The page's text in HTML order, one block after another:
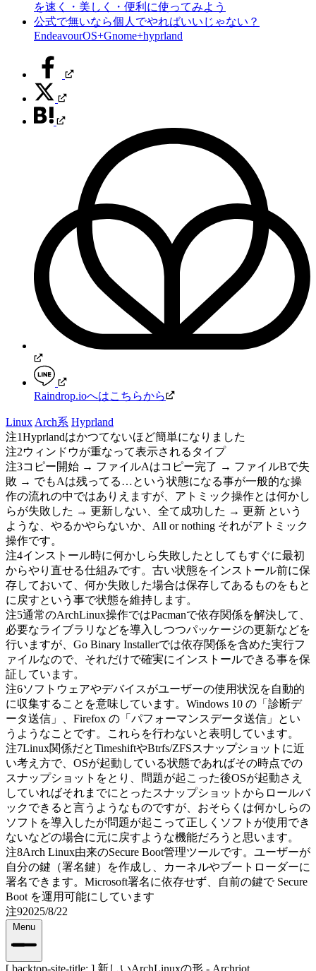
を速く・美しく・便利に使ってみよう
公式で無いなら個人でやればいいじゃない？
EndeavourOS+Gnome+hyprland
Raindrop.ioへはこちらから
LinuxArch系 Hyprland
注1Hyprlandはかつてないほど簡単になりました
注2ウィンドウが重なって表示されるタイプ
注3コピー開始 → ファイルAはコピー完了 → ファイルBで失
敗 → でもAは残ってる…という状態になる事が一般的な操
作の流れの中ではありえますが、アトミック操作とは何かし
らが失敗した → 更新しない、全て成功した → 更新 という
ような、やるかやらないか、All or nothing それがアトミック
操作です。
注4インストール時に何かしら失敗したとしてもすぐに最初
からやり直せる仕組みです。古い状態をインストール前に保
存しておいて、何か失敗した場合は保存してあるものをもと
に戻すという事で状態を維持します。
注5通常のArchLinux操作ではPacmanで依存関係を解決して、
必要なライブラリなどを導入しつつパッケージの更新などを
行いますが、Go Binary Installerでは依存関係を含めた実行フ
ァイルなので、それだけで確実にインストールできる事を保
証しています。
注6ソフトウェアやデバイスがユーザーの使用状況を自動的
に収集することを意味しています。Windows 10 の「診断デ
ータ送信」、Firefox の「パフォーマンスデータ送信」とい
うようなことです。これらを行わないと表明しています。
注7Linux関係だとTimeshiftやBtrfs/ZFSスナップショットに近
い考え方で、OSが起動している状態であればその時点での
スナップショットをとり、問題が起こった後OSが起動さえ
していればそれまでにとったスナップショットからロールバ
ックできると言うようなものですが、おそらくは何かしらの
ソフトを導入したが問題が起こって正しくソフトが使用でき
ないなどの場合に元に戻すような機能だろうと思います。
注8Arch Linux由来のSecure Boot管理ツールです。ユーザーが
自分の鍵（署名鍵）を作成し、カーネルやブートローダーに
署名できます。Microsoft署名に依存せず、自前の鍵で Secure
Boot を運用可能にしています
注92025/8/22
Menu